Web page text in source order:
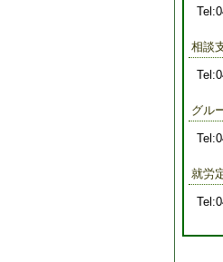
相談
グル
就労